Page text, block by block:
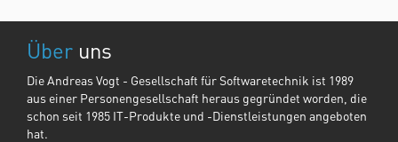
Über uns
Die Andreas Vogt - Gesellschaft für Softwaretechnik ist 1989
aus einer Personengesellschaft heraus gegründet worden, die
schon seit 1985 IT-Produkte und -Dienstleistungen angeboten
hat.